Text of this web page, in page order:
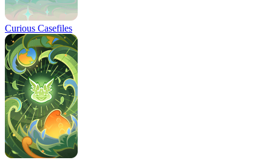
Curious Casefiles